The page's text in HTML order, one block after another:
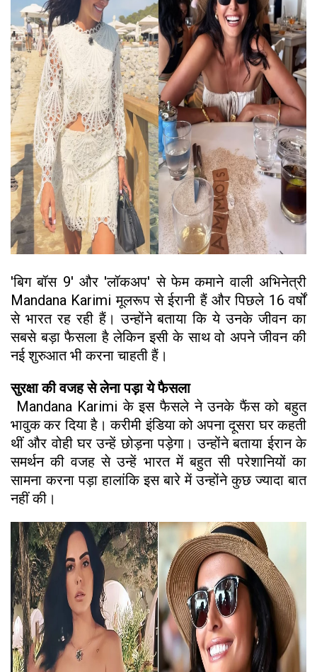
'बिग बॉस 9' और 'लॉकअप' से फेम कमाने वाली अभिनेत्री
Mandana Karimi मूलरूप से ईरानी हैं और पिछले 16 वर्षों
से भारत रह रही हैं। उन्होंने बताया कि ये उनके जीवन का
सबसे बड़ा फैसला है लेकिन इसी के साथ वो अपने जीवन की
नई शुरुआत भी करना चाहती हैं।
सुरक्षा की वजह से लेना पड़ा ये फैसला
Mandana Karimi के इस फैसले ने उनके फैंस को बहुत
भावुक कर दिया है। करीमी इंडिया को अपना दूसरा घर कहती
थीं और वोही घर उन्हें छोड़ना पड़ेगा। उन्होंने बताया ईरान के
समर्थन की वजह से उन्हें भारत में बहुत सी परेशानियों का
सामना करना पड़ा हालांकि इस बारे में उन्होंने कुछ ज्यादा बात
नहीं की।